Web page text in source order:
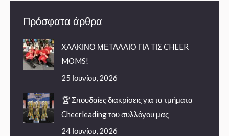
Πρόσφατα άρθρα
ΧΑΛΚΙΝΟ ΜΕΤΑΛΛΙΟ ΓΙΑ ΤΙΣ CHEER
MOMS!
25 Ιουνίου, 2026
🏆 Σπουδαίες διακρίσεις για τα τμήματα
Cheerleading του συλλόγου μας
24 Ιουνίου, 2026